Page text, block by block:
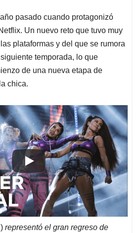
pasado cuando protagonizó
Un nuevo reto que tuvo muy
plataformas y del que se rumora
temporada, lo que
de una nueva etapa de
chica.
representó el gran regreso de